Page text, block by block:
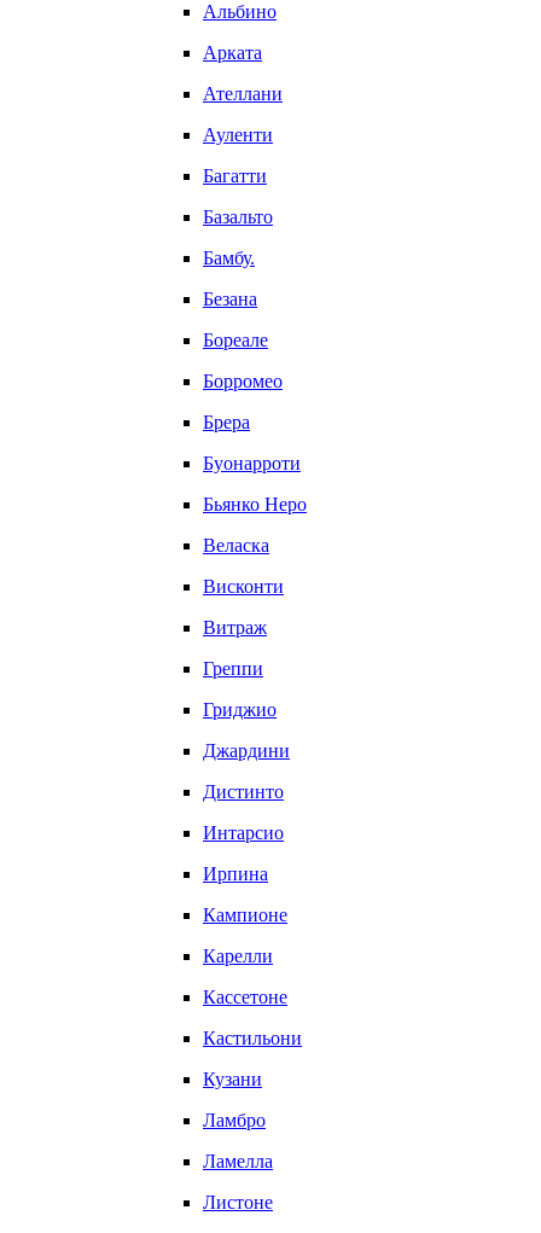
Альбино
Арката
Ателлани
Ауленти
Багатти
Базальто
Бамбу.
Безана
Бореале
Борромео
Брера
Буонарроти
Бьянко Неро
Веласка
Висконти
Витраж
Греппи
Гриджио
Джардини
Дистинто
Интарсио
Ирпина
Кампионе
Карелли
Кассетоне
Кастильони
Кузани
Ламбро
Ламелла
Листоне